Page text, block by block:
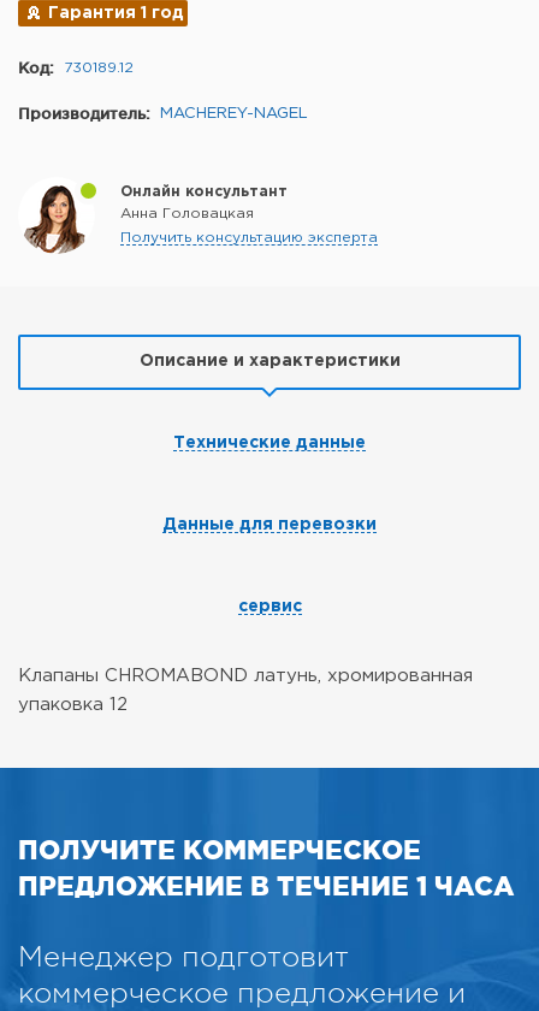
Гарантия 1 год
Код: 730189.12
Производитель: MACHEREY-NAGEL
Онлайн консультант
Анна Головацкая
Получить консультацию эксперта
Описание и характеристики
Технические данные
Данные для перевозки
сервис
Клапаны CHROMABOND латунь, хромированная
упаковка 12
ПОЛУЧИТЕ КОММЕРЧЕСКОЕ
ПРЕДЛОЖЕНИЕ В ТЕЧЕНИЕ 1 ЧАСА
Менеджер подготовит
коммерческое предложение и